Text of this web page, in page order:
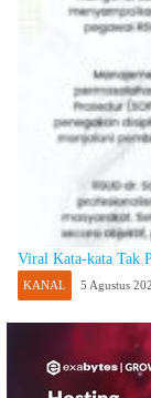
Viral Kata-kata Tak
KANAL 5 Agustus